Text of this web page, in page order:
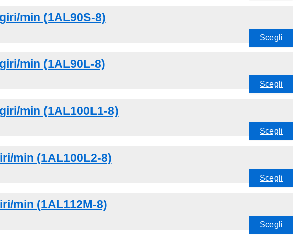
min (1AL90S-8)
Scegli
min (1AL90L-8)
Scegli
min (1AL100L1-8)
Scegli
min (1AL100L2-8)
Scegli
min (1AL112M-8)
Scegli